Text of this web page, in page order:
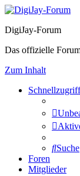
DigiJay-Forum
Das offizielle
Zum Inhalt
Schnellzugriff
Suche
Foren
Mitglieder